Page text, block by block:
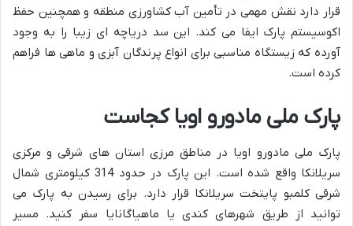
قرار دارد نقش مهمی در تأمین آب کشاورزی منطقه و همچنین حفظ
اکوسیستم پارک ایفا می کند. این سد دریاچه ای زیبا را به وجود
آورده که زیستگاه مناسبی برای انواع پرندگان آبزی و ماهی ها فراهم
کرده است.
پارک ملی مادورو اویا کجاست
پارک ملی مادورو اویا در مناطق مرزی استان های شرقی و مرکزی
سریلانکا واقع شده است. این پارک در حدود 314 کیلومتری شمال
شرقی کلمبو پایتخت سریلانکا قرار دارد. برای رسیدن به پارک می
توانید از طریق شهرهای کندی یا ماهیاگانایا سفر کنید. مسیر